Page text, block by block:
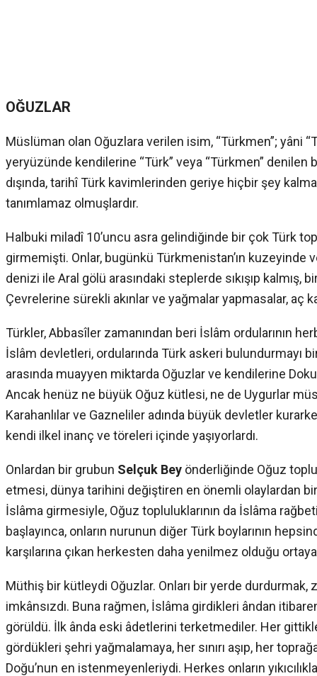
OĞUZLAR
Müslüman olan Oğuzlara verilen isim, “Türkmen”; yâni
yeryüzünde kendilerine “Türk” veya “Türkmen” denilen
dışında, tarihî Türk kavimlerinden geriye hiçbir şey
tanımlamaz olmuşlardır.
Halbuki miladî 10’uncu asra gelindiğinde bir çok Türk
girmemişti. Onlar, bugünkü Türkmenistan’ın kuzeyinde
denizi ile Aral gölü arasındaki steplerde sıkışıp kalmış,
Çevrelerine sürekli akınlar ve yağmalar yapmasalar, aç
Türkler, Abbasîler zamanından beri İslâm ordularının
İslâm devletleri, ordularında Türk askeri bulundurmayı
arasında muayyen miktarda Oğuzlar ve kendilerine
Ancak henüz ne büyük Oğuz kütlesi, ne de Uygurlar
Karahanlılar ve Gazneliler adında büyük devletler
kendi ilkel inanç ve töreleri içinde yaşıyorlardı.
Onlardan bir grubun Selçuk Bey önderliğinde Oğuz
etmesi, dünya tarihini değiştiren en önemli olaylardan
İslâma girmesiyle, Oğuz topluluklarının da İslâma
başlayınca, onların nurunun diğer Türk boylarının
karşılarına çıkan herkesten daha yenilmez olduğu ortaya
Müthiş bir kütleydi Oğuzlar. Onları bir yerde
imkânsızdı. Buna rağmen, İslâma girdikleri ândan
görüldü. İlk ânda eski âdetlerini terketmediler. Her
gördükleri şehri yağmalamaya, her sınırı aşıp, her
Doğu’nun en istenmeyenleriydi. Herkes onların